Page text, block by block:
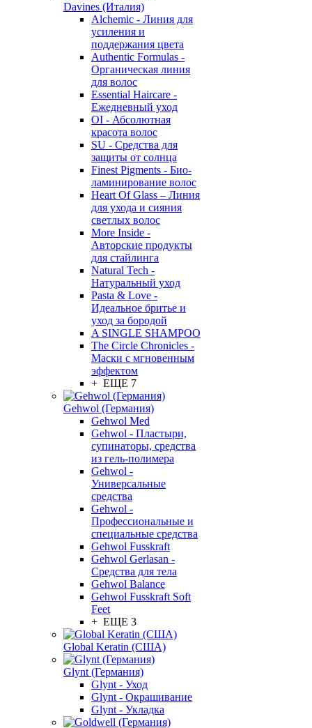
Davines (Италия)
Alchemic - Линия для
усиления и
поддержания цвета
Authentic Formulas -
Органическая линия
для волос
Essential Haircare -
Eжедневный уход
OI - Абсолютная
красота волос
SU - Средства для
защиты от солнца
Finest Pigments - Био-
ламинирование волос
Heart Of Glass – Линия
для ухода и сияния
светлых волос
More Inside -
Авторские продукты
для стайлинга
Natural Tech -
Натуральный уход
Pasta & Love -
Идеальное бритье и
уход за бородой
A SINGLE SHAMPOO
The Circle Chronicles -
Маски с мгновенным
эффектом
+ ЕЩЕ 7
Gehwol (Германия)
Gehwol Med
Gehwol - Пластыри,
супинаторы, средства
из гель-полимера
Gehwol -
Универсальные
средства
Gehwol -
Профессиональные и
специальные средства
Gehwol Fusskraft
Gehwol Gerlasan -
Средства для тела
Gehwol Balance
Gehwol Fusskraft Soft
Feet
+ ЕЩЕ 3
Global Keratin (США)
Glynt (Германия)
Glynt - Уход
Glynt - Окрашивание
Glynt - Укладка